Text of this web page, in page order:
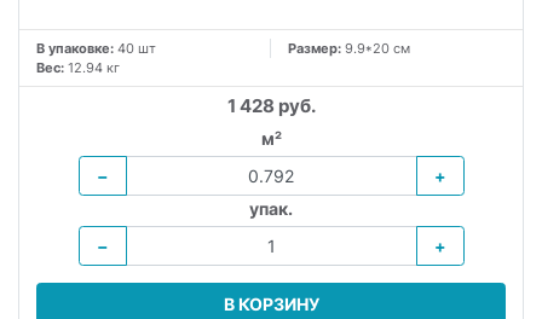
В упаковке: 40 шт Размер: 9.9*20 см
Вес: 12.94 кг
1 428 руб.
м²
−
+
упак.
−
+
В КОРЗИНУ